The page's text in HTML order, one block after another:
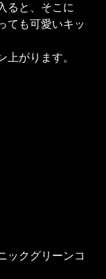
ると、そこに
ても可愛いキッ
上がります。
ックグリーンコ